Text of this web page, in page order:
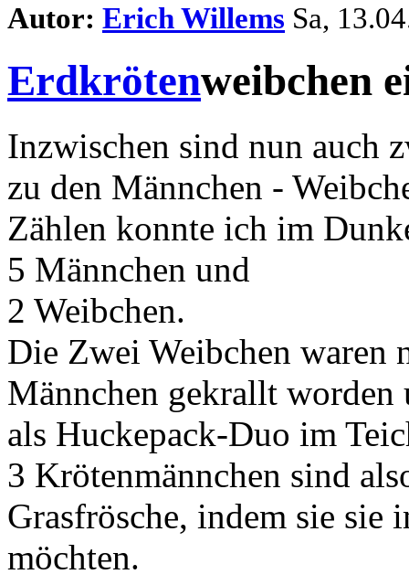
Autor: Erich Willems Sa,
Erdkrötenweibchen
Inzwischen sind nun auch
zu den Männchen -
Zählen konnte ich im
5 Männchen und
2 Weibchen.
Die Zwei Weibchen waren
Männchen gekrallt worden
als Huckepack-Duo im
3 Krötenmännchen sind
Grasfrösche, indem sie sie
möchten.